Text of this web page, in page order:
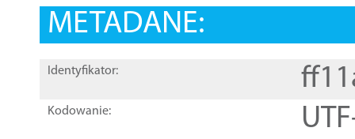
METADANE:
Identyfikator:
Kodowanie: